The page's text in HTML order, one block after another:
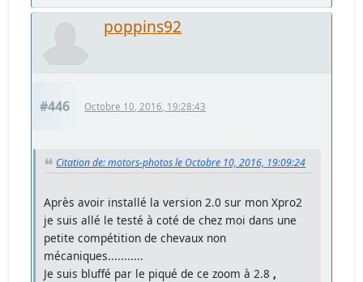
poppins92
#446 Octobre 10, 2016, 19:28:43
Citation de: motors-photos le Octobre 10, 2016, 19:09:24
Après avoir installé la version 2.0 sur mon Xpro2
je suis allé le testé à coté de chez moi dans une
petite compétition de chevaux non
mécaniques...........
Je suis bluffé par le piqué de ce zoom à 2.8 ,